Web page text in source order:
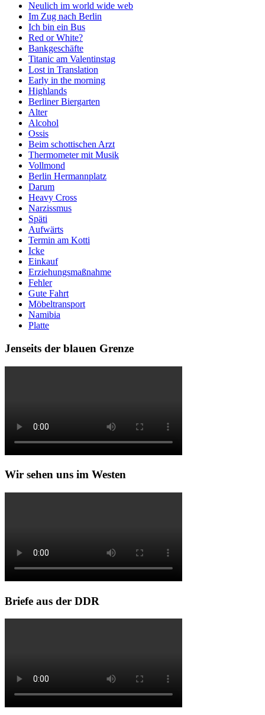
Neulich im world wide web
Im Zug nach Berlin
Ich bin ein Bus
Red or White?
Bankgeschäfte
Titanic am Valentinstag
Lost in Translation
Early in the morning
Highlands
Berliner Biergarten
Alter
Alcohol
Ossis
Beim schottischen Arzt
Thermometer mit Musik
Vollmond
Berlin Hermannplatz
Darum
Heavy Cross
Narzissmus
Späti
Aufwärts
Termin am Kotti
Icke
Einkauf
Erziehungsmaßnahme
Fehler
Gute Fahrt
Möbeltransport
Namibia
Platte
Jenseits der blauen Grenze
Wir sehen uns im Westen
Briefe aus der DDR